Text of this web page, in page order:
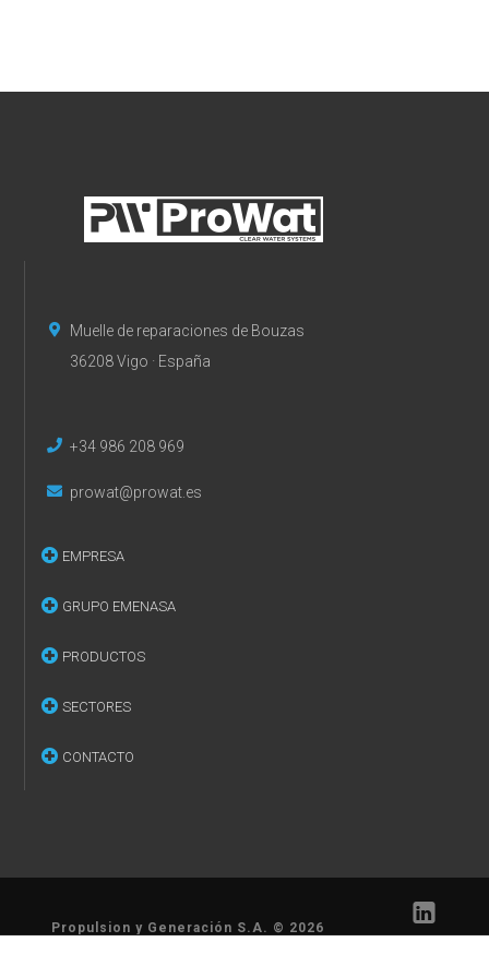
Muelle de reparaciones de Bouzas
36208 Vigo · España
+34 986 208 969
prowat@prowat.es
EMPRESA
GRUPO EMENASA
PRODUCTOS
SECTORES
CONTACTO
Propulsion y Generación S.A. © 2026